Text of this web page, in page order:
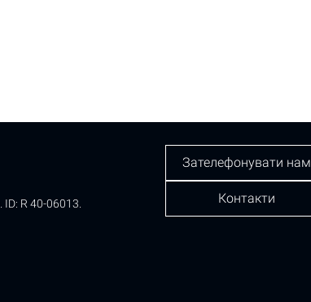
ID: R 40-06013.
Зателефонувати нам
Контакти